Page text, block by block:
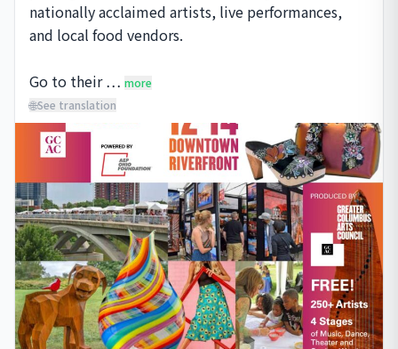
nationally acclaimed artists, live performances,
and local food vendors.
Go to their … more
🌐See translation